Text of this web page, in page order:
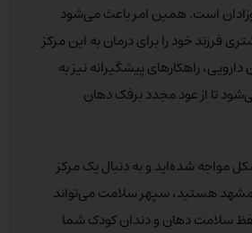
است. همین امر باعث می‌شود
فرزند خود را برای درمان به این مرکز
دارویی، راهکارهای پیشگیرانه نیز به
تا از عود مجدد برفک دهان
مواجه شده‌اید و به دنبال یک مرکز
هستید، سپهر سلامت می‌تواند
سلامت دهان و دندان کودک شما